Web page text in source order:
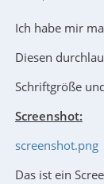
Ich habe mir
Diesen
Schriftgröße
Screenshot:
screenshot.png
Das ist ein